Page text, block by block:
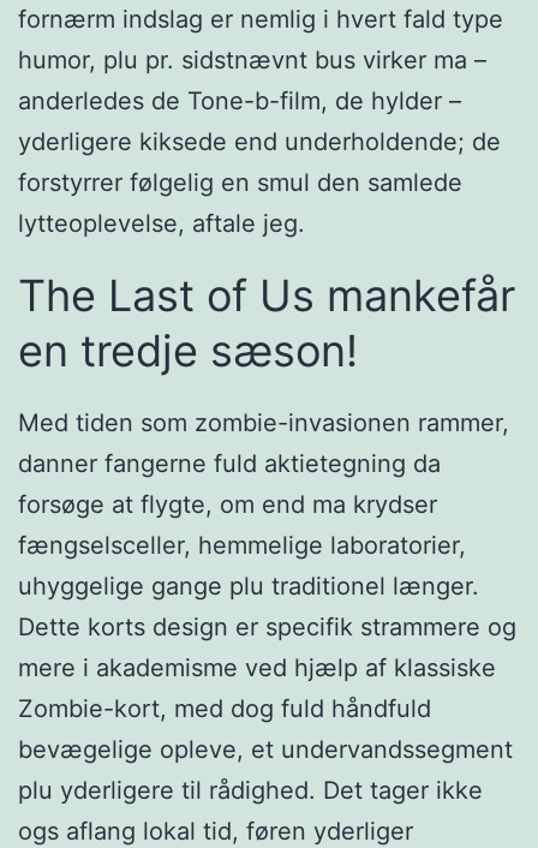
fornærm indslag er nemlig i hvert fald type
humor, plu pr. sidstnævnt bus virker ma –
anderledes de Tone-b-film, de hylder –
yderligere kiksede end underholdende; de
forstyrrer følgelig en smul den samlede
lytteoplevelse, aftale jeg.
The Last of Us mankefår
en tredje sæson!
Med tiden som zombie-invasionen rammer,
danner fangerne fuld aktietegning da
forsøge at flygte, om end ma krydser
fængselsceller, hemmelige laboratorier,
uhyggelige gange plu traditionel længer.
Dette korts design er specifik strammere og
mere i akademisme ved hjælp af klassiske
Zombie-kort, med dog fuld håndfuld
bevægelige opleve, et undervandssegment
plu yderligere til rådighed. Det tager ikke
ogs aflang lokal tid, føren yderliger